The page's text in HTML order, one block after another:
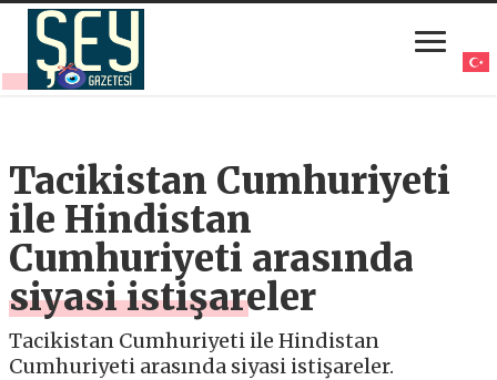
Tacikistan Cumhuriyeti
ile Hindistan
Cumhuriyeti arasında
siyasi istişareler
Tacikistan Cumhuriyeti ile Hindistan
Cumhuriyeti arasında siyasi istişareler.